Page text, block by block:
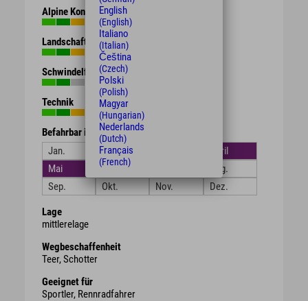
Alpine Kondition
Landschaft
Schwindelfreiheit
Technik
Befahrbar in den Monaten
Jan.
Feb.
April
Mai
Juni
Aug.
Sep.
Okt. Nov. Dez.
Lage
mittlerelage
Wegbeschaffenheit
Teer, Schotter
Geeignet für
Sportler, Rennradfahrer
English
(English)
Italiano
(Italian)
Čeština
(Czech)
Polski
(Polish)
Magyar
(Hungarian)
Nederlands
(Dutch)
Français
(French)